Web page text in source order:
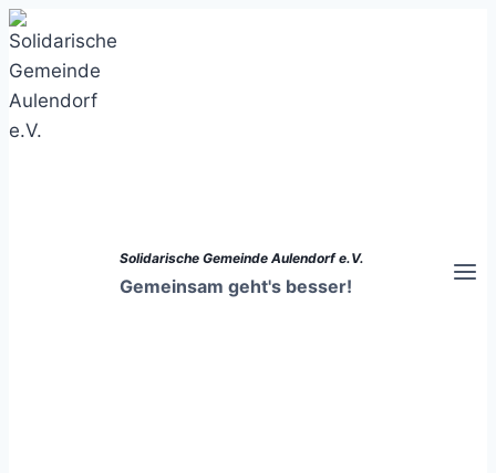
Zum
Inhalt
springen
Solidarische Gemeinde Aulendorf e.V.
Gemeinsam geht's besser!